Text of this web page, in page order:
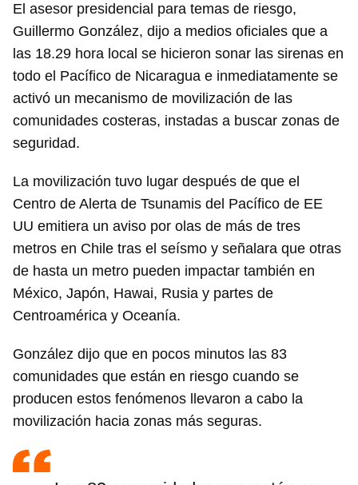
El asesor presidencial para temas de riesgo,
Guillermo González, dijo a medios oficiales que a
las 18.29 hora local se hicieron sonar las sirenas en
todo el Pacífico de Nicaragua e inmediatamente se
activó un mecanismo de movilización de las
comunidades costeras, instadas a buscar zonas de
seguridad.
La movilización tuvo lugar después de que el
Centro de Alerta de Tsunamis del Pacífico de EE
UU emitiera un aviso por olas de más de tres
metros en Chile tras el seísmo y señalara que otras
de hasta un metro pueden impactar también en
México, Japón, Hawai, Rusia y partes de
Centroamérica y Oceanía.
González dijo que en pocos minutos las 83
comunidades que están en riesgo cuando se
producen estos fenómenos llevaron a cabo la
movilización hacia zonas más seguras.